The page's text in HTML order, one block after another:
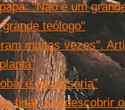
"Não é um
teólogo"
muitas vezes".
é necessária”
final, a redescobrir